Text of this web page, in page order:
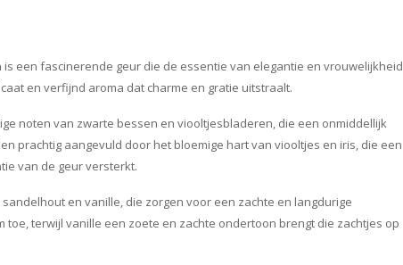
is een fascinerende geur die de essentie van elegantie en vrouwelijkheid
en verfijnd aroma dat charme en gratie uitstraalt.
noten van zwarte bessen en viooltjesbladeren, die een onmiddellijk
prachtig aangevuld door het bloemige hart van viooltjes en iris, die een
van de geur versterkt.
en vanille, die zorgen voor een zachte en langdurige
terwijl vanille een zoete en zachte ondertoon brengt die zachtjes op